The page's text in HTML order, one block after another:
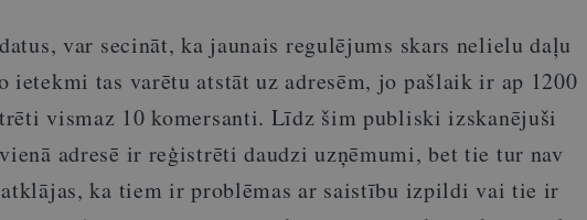
var secināt, ka jaunais regulējums skars nelielu daļu
ietekmi tas varētu atstāt uz adresēm, jo pašlaik ir ap 1200
vismaz 10 komersanti. Līdz šim publiski izskanējuši
adresē ir reģistrēti daudzi uzņēmumi, bet tie tur nav
ka tiem ir problēmas ar saistību izpildi vai tie ir